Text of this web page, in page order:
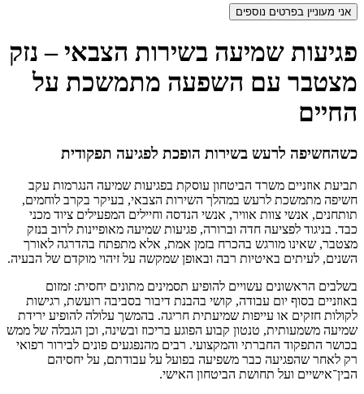
פגיעות שמיעה בשירות הצבאי – נזק
מצטבר עם השפעה מתמשכת על
החיים
כשהחשיפה לרעש בשירות הופכת לפגיעה תפקודית
תביעת אוזניים משרד הביטחון עוסקת בפגיעות שמיעה הנגרמות עקב
חשיפה מתמשכת לרעש במהלך השירות הצבאי, בעיקר בקרב לוחמים,
תותחנים, אנשי צוות אוויר, אנשי הנדסה וחיילים המפעילים ציוד מכני
כבד. בניגוד לפציעה חדה וברורה, פגיעות שמיעה מאופיינות לרוב בנזק
מצטבר, שאינו מורגש בהכרח בזמן אמת, אלא מתפתח בהדרגה לאורך
השנים, לעיתים באיטיות רבה ובאופן שמקשה על זיהוי מוקדם של הבעיה.
בשלבים הראשונים עשויים להופיע תסמינים מתונים יחסית: זמזום
באוזניים בסוף יום עבודה, קושי בהבנת דיבור בסביבה רועשת, רגישות
לקולות חזקים או עייפות שמיעתית חריגה. בהמשך עלולה להופיע ירידת
שמיעה משמעותית, טנטון קבוע הפוגע בריכוז ובשינה, וכן הגבלה של ממש
בכושר התפקוד החברתי והמקצועי. רבים מהנפגעים פונים לבירור רפואי
רק לאחר שהפגיעה כבר משפיעה בפועל על עבודתם, על יחסיהם
הבין־אישיים ועל תחושת הביטחון האישי.